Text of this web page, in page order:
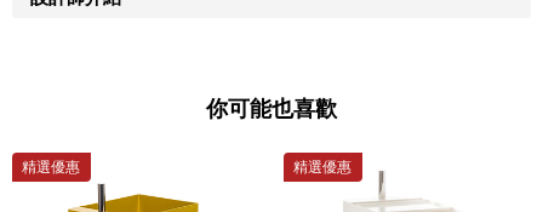
你可能也喜歡
精選優惠 精選優惠